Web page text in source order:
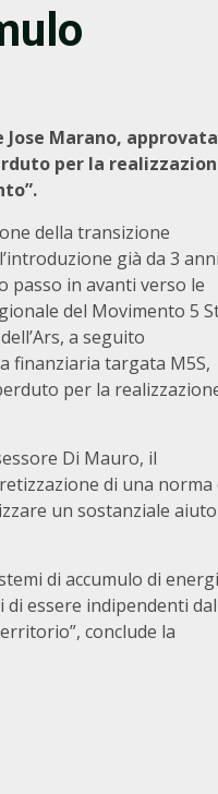
Marano,
per la
della transizione
già da 3 anni
passo in avanti verso le
del Movimento 5
a seguito
finanziaria targata M5S,
per la
Di Mauro, il
di una norma
un sostanziale
di accumulo di
essere indipendenti dal
conclude la